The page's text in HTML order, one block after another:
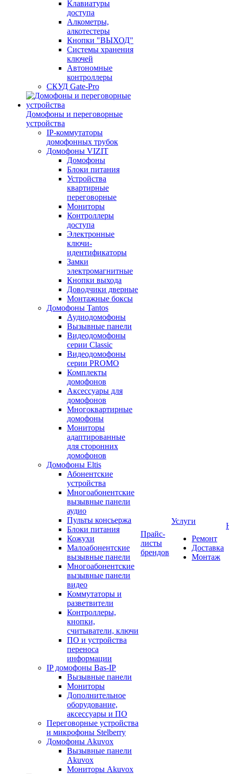
Клавиатуры
доступа
Алкометры,
алкотестеры
Кнопки "ВЫХОД"
Системы хранения
ключей
Автономные
контроллеры
СКУД Gate-Pro
Домофоны и переговорные
устройства
IP-коммутаторы
домофонных трубок
Домофоны VIZIT
Домофоны
Блоки питания
Устройства
квартирные
переговорные
Мониторы
Контроллеры
доступа
Электронные
ключи-
идентификаторы
Замки
электромагнитные
Кнопки выхода
Доводчики дверные
Монтажные боксы
Домофоны Tantos
Аудиодомофоны
Вызывные панели
Видеодомофоны
серии Classic
Видеодомофоны
серии PROMO
Комплекты
домофонов
Аксессуары для
домофонов
Многоквартирные
домофоны
Мониторы
адаптированные
для сторонних
домофонов
Домофоны Eltis
Абонентские
устройства
Многоабонентские
вызывные панели
аудио
Пульты консьержа
Блоки питания
Кожухи
Малоабонентские
вызывные панели
Многоабонентские
вызывные панели
видео
Коммутаторы и
разветвители
Контроллеры,
кнопки,
считыватели, ключи
ПО и устройства
переноса
информации
IP домофоны Bas-IP
Вызывные панели
Мониторы
Дополнительное
оборудование,
аксессуары и ПО
Переговорные устройства
и микрофоны Stelberry
Домофоны Akuvox
Вызывные панели
Akuvox
Мониторы Akuvox
Прайс-
листы
брендов
Услуги
Ремонт
Доставка
Монтаж